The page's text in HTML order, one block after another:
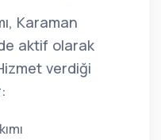
Karaman
aktif olarak
verdiği